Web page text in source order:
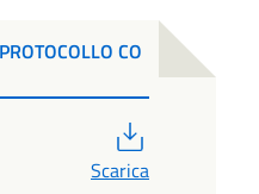
CO
Scarica